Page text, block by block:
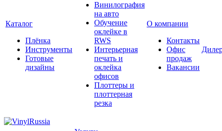
Каталог
Плёнка
Инструменты
Готовые
дизайны
Винилография
на авто
Обучение
оклейке в
RWS
Интерьерная
печать и
оклейка
офисов
Плоттеры и
плоттерная
резка
О компании
Контакты
Офис
продаж
Вакансии